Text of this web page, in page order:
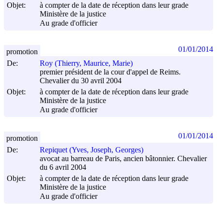
Objet:
à compter de la date de réception dans leur grade
Ministère de la justice
Au grade d'officier
De:
Roy (Thierry, Maurice, Marie)
premier président de la cour d'appel de Reims.
Chevalier du 30 avril 2004
Objet:
à compter de la date de réception dans leur grade
Ministère de la justice
Au grade d'officier
promotion 01/01/2014
De:
Repiquet (Yves, Joseph, Georges)
avocat au barreau de Paris, ancien bâtonnier. Chevalier
du 6 avril 2004
Objet:
à compter de la date de réception dans leur grade
Ministère de la justice
Au grade d'officier
promotion 01/01/2014